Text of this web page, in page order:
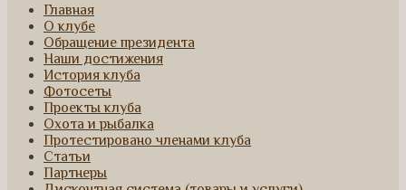
Главная
О клубе
Обращение президента
Наши достижения
История клуба
Фотосеты
Проекты клуба
Охота и рыбалка
Протестировано членами клуба
Статьи
Партнеры